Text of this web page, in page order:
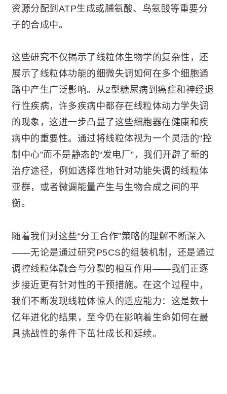
资源分配到ATP生成或脯氨酸、鸟氨酸等重要分
子的合成中。
这些研究不仅揭示了线粒体生物学的复杂性，还
展示了线粒体功能的细微失调如何在多个细胞通
路中产生广泛影响。从2型糖尿病到癌症和神经退
行性疾病，许多疾病中都存在线粒体动力学失调
的现象，这进一步凸显了这些细胞器在健康和疾
病中的重要性。通过将线粒体视为一个灵活的“控
制中心”而不是静态的“发电厂”，我们开辟了新的
治疗途径，例如选择性地针对功能失调的线粒体
亚群，或者微调能量产生与生物合成之间的平
衡。
随着我们对这些“分工合作”策略的理解不断深入
——无论是通过研究P5CS的组装机制，还是通过
调控线粒体融合与分裂的相互作用——我们正逐
步接近更有针对性的干预措施。在这个过程中，
我们不断发现线粒体惊人的适应能力：这是数十
亿年进化的结果，至今仍在影响着生命如何在最
具挑战性的条件下茁壮成长和延续。